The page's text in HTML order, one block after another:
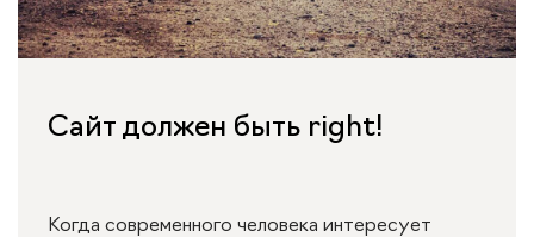
Сайт должен быть right!
Когда современного человека интересует